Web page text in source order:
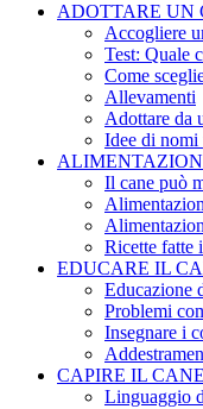
ADOTTARE UN
Accogliere
Test: Quale
Come
Allevamenti
Adottare da
Idee di nomi
Il cane può
Ricette fatte
EDUCARE IL
Educazione
Problemi
Insegnare i
CAPIRE IL CANE
Linguaggio